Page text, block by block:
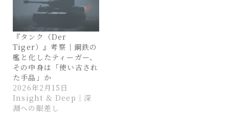
『タンク（Der
Tiger）』考察｜鋼鉄の
檻と化したティーガー、
その中身は「使い古され
た手品」か
2026年2月15日
Insight & Deep｜深
淵への眼差し